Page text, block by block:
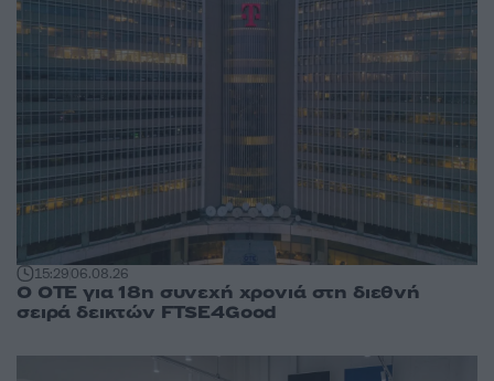
15:2906.08.26
Ο ΟΤΕ για 18η συνεχή χρονιά στη διεθνή
σειρά δεικτών FTSE4Good